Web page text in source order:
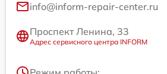
info@inform-repair-center.ru
Проспект Ленина, 33
Адрес сервисного центра INFORM